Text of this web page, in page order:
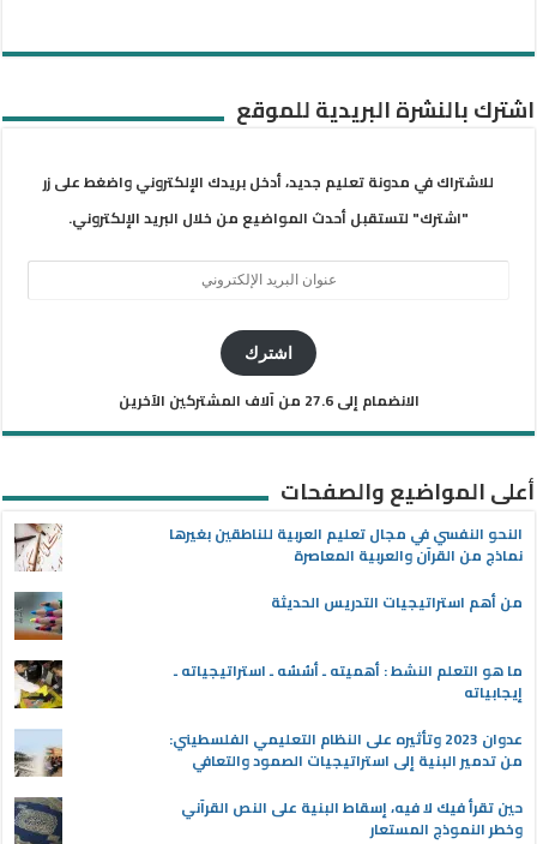
اشترك بالنشرة البريدية للموقع
للاشتراك في مدونة تعليم جديد، أدخل بريدك الإلكتروني واضغط على زر
"اشترك" لتستقبل أحدث المواضيع من خلال البريد الإلكتروني.
اشترك
الانضمام إلى 27.6 من آلاف المشتركين الآخرين
أعلى المواضيع والصفحات
النحو النفسي في مجال تعليم العربية للناطقين بغيرها
نماذج من القرآن والعربية المعاصرة
من أهم استراتيجيات التدريس الحديثة
ما هو التعلم النشط : أهميته ـ أسُسُه ـ استراتيجياته ـ
إيجابياته
عدوان 2023 وتأثيره على النظام التعليمي الفلسطيني:
من تدمير البنية إلى استراتيجيات الصمود والتعافي
حين تقرأ فيك لا فيه، إسقاط البنية على النص القرآني
وخطر النموذج المستعار